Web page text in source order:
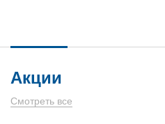
Акции
Смотреть все